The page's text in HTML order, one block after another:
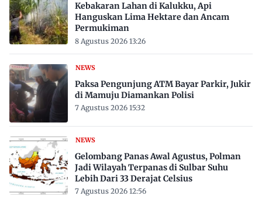
Kebakaran Lahan di Kalukku, Api
Hanguskan Lima Hektare dan Ancam
Permukiman
8 Agustus 2026 13:26
NEWS
Paksa Pengunjung ATM Bayar Parkir, Jukir
di Mamuju Diamankan Polisi
7 Agustus 2026 15:32
NEWS
Gelombang Panas Awal Agustus, Polman
Jadi Wilayah Terpanas di Sulbar Suhu
Lebih Dari 33 Derajat Celsius
7 Agustus 2026 12:56